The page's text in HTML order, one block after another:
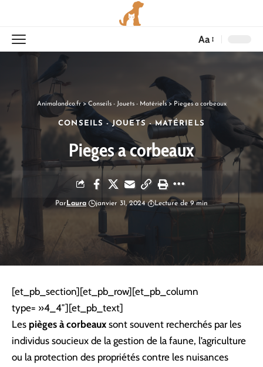
Aa
Animalandco.fr>Conseils - Jouets - Matériels> Pieges a corbeaux
CONSEILS - JOUETS - MATÉRIELS
Pieges a corbeaux
Par Laura janvier 31, 2024 Lecture de 9 min
[et_pb_section][et_pb_row][et_pb_column
type= »4_4″][et_pb_text]
Les pièges à corbeaux sont souvent recherchés par les
individus soucieux de la gestion de la faune, l’agriculture
ou la protection des propriétés contre les nuisances